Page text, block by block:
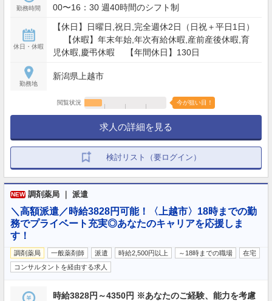
勤務時間
00〜16：30 週40時間のシフト制
休日・休暇
【休日】日曜日,祝日,完全週休2日（日祝＋平日1日）
【休暇】年末年始,年次有給休暇,産前産後休暇,育
児休暇,慶弔休暇 【年間休日】130日
勤務地
新潟県上越市
閲覧状況 今が狙い目！
求人の詳細を見る
検討リスト（要ログイン）
NEW 調剤薬局 ｜ 派遣
＼高額派遣／時給3828円可能！〈上越市〉18時までの勤
務でプライベート充実◎あなたのキャリアを応援しま
す！
調剤薬局 一般薬剤師 派遣 時給2,500円以上 ～18時までの職場
在宅
コンサルタントを経由する求人
時給3828円～4350円 ※あなたのご経験、能力を考慮